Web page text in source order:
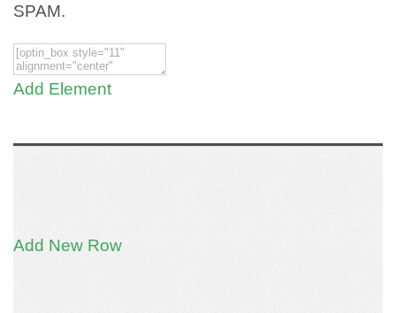
SPAM.
Add Element
Add New Row